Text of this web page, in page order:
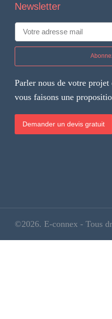
Newsletter
Parler nous de votre
vous faisons une
Demander un devis gratuit
©2026. E-connex - Tous